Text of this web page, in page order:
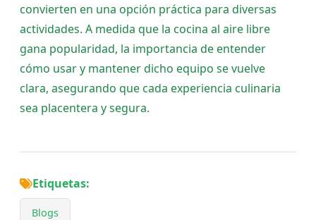
convierten en una opción práctica para diversas
actividades. A medida que la cocina al aire libre
gana popularidad, la importancia de entender
cómo usar y mantener dicho equipo se vuelve
clara, asegurando que cada experiencia culinaria
sea placentera y segura.
Etiquetas:
Blogs